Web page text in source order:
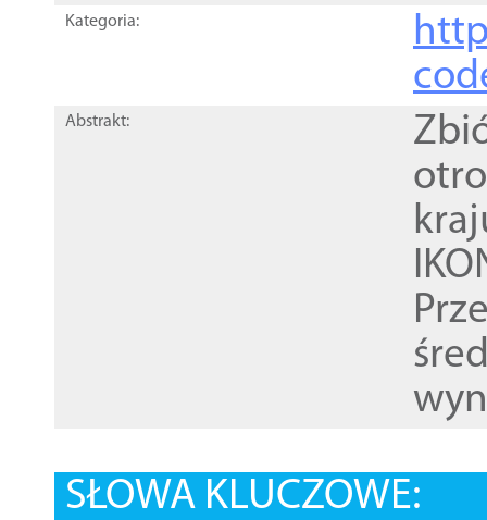
Kategoria:
Abstrakt:
SŁOWA KLUCZOWE: